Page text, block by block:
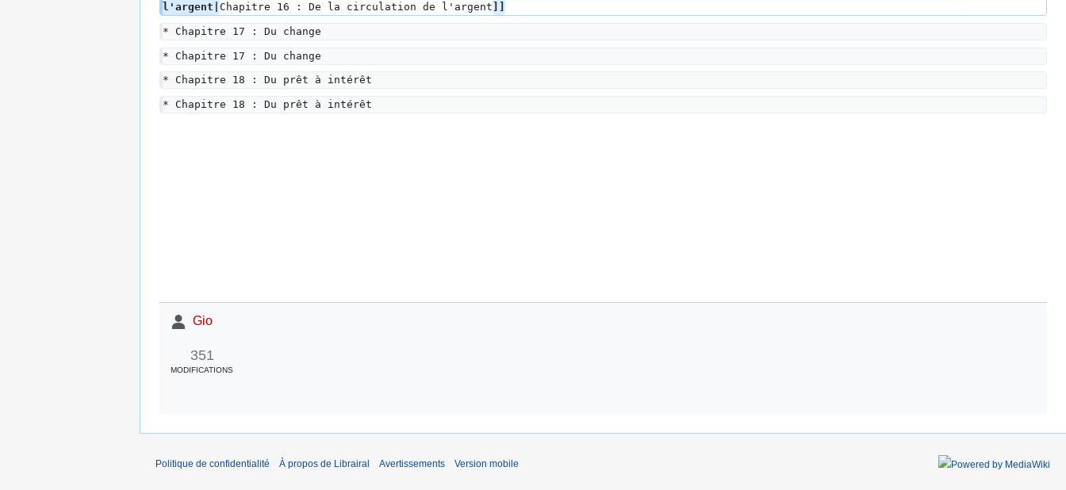
l'argent| Chapitre 16 : De la circulation de l'argent
* Chapitre 17 : Du change
* Chapitre 17 : Du change
* Chapitre 18 : Du prêt à intérêt
* Chapitre 18 : Du prêt à intérêt
Gio
351
MODIFICATIONS
Politique de confidentialité À propos de Librairal Avertissements Version mobile